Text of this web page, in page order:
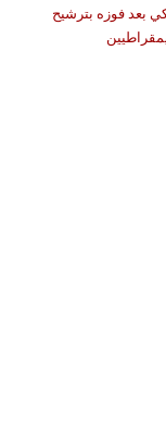
بعد فوزه بترشيح